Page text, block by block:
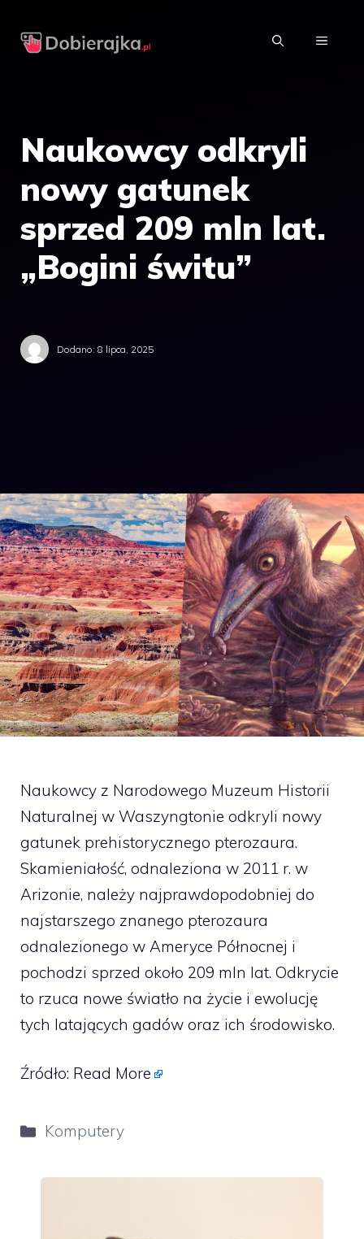
MENU
Naukowcy odkryli
nowy gatunek
sprzed 209 mln lat.
„Bogini świtu”
Dodano: 8 lipca, 2025
Naukowcy z Narodowego Muzeum Historii
Naturalnej w Waszyngtonie odkryli nowy
gatunek prehistorycznego pterozaura.
Skamieniałość, odnaleziona w 2011 r. w
Arizonie, należy najprawdopodobniej do
najstarszego znanego pterozaura
odnalezionego w Ameryce Północnej i
pochodzi sprzed około 209 mln lat. Odkrycie
to rzuca nowe światło na życie i ewolucję
tych latających gadów oraz ich środowisko.
Źródło: Read More
Kategorie
Komputery